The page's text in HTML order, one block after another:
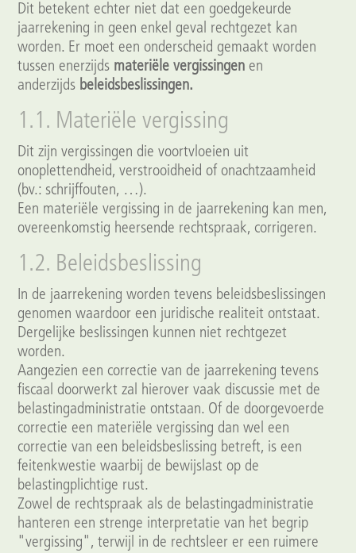
Dit betekent echter niet dat een goedgekeurde
jaarrekening in geen enkel geval rechtgezet kan
worden. Er moet een onderscheid gemaakt worden
tussen enerzijds materiële vergissingen en
anderzijds beleidsbeslissingen.
1.1. Materiële vergissing
Dit zijn vergissingen die voortvloeien uit
onoplettendheid, verstrooidheid of onachtzaamheid
(bv.: schrijffouten, …).
Een materiële vergissing in de jaarrekening kan men,
overeenkomstig heersende rechtspraak, corrigeren.
1.2. Beleidsbeslissing
In de jaarrekening worden tevens beleidsbeslissingen
genomen waardoor een juridische realiteit ontstaat.
Dergelijke beslissingen kunnen niet rechtgezet
worden.
Aangezien een correctie van de jaarrekening tevens
fiscaal doorwerkt zal hierover vaak discussie met de
belastingadministratie ontstaan. Of de doorgevoerde
correctie een materiële vergissing dan wel een
correctie van een beleidsbeslissing betreft, is een
feitenkwestie waarbij de bewijslast op de
belastingplichtige rust.
Zowel de rechtspraak als de belastingadministratie
hanteren een strenge interpretatie van het begrip
"vergissing", terwijl in de rechtsleer er een ruimere